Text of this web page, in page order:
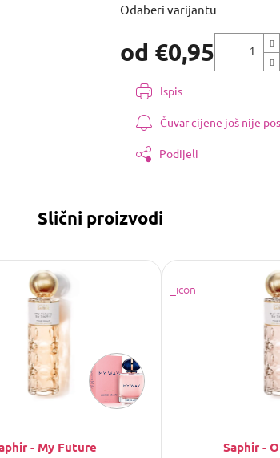
od €0,95
cijenu:
Odaberi varijantu
Ispis
Čuvar cijene još nije
Podijeli
Slični proizvodi
- My Future Saphir -